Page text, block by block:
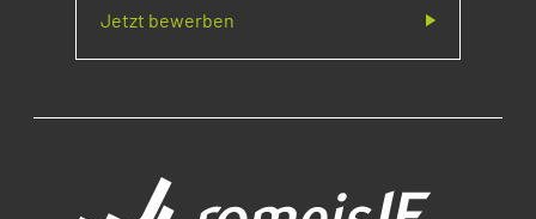
Jetzt bewerben